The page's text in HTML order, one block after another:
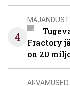
4
Fractory
on 20
ARVAMUSED